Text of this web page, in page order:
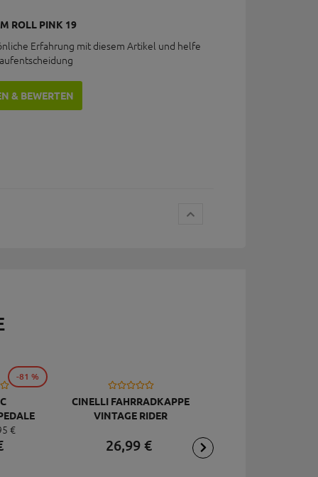
ROLL PINK 19
Erfahrung mit diesem Artikel und helfe
& BEWERTEN
€
-81 %
CINELLI FAHRRADKAPPE
VINTAGE RIDER
26,99€